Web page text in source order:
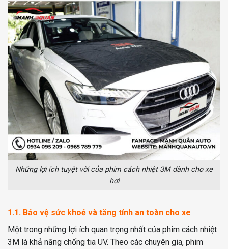
Những lợi ích tuyệt vời của phim cách nhiệt 3M dành cho xe
hơi
1.1. Bảo vệ sức khoẻ và tăng tính an toàn cho xe
Một trong những lợi ích quan trọng nhất của phim cách nhiệt
3M là khả năng chống tia UV. Theo các chuyên gia, phim